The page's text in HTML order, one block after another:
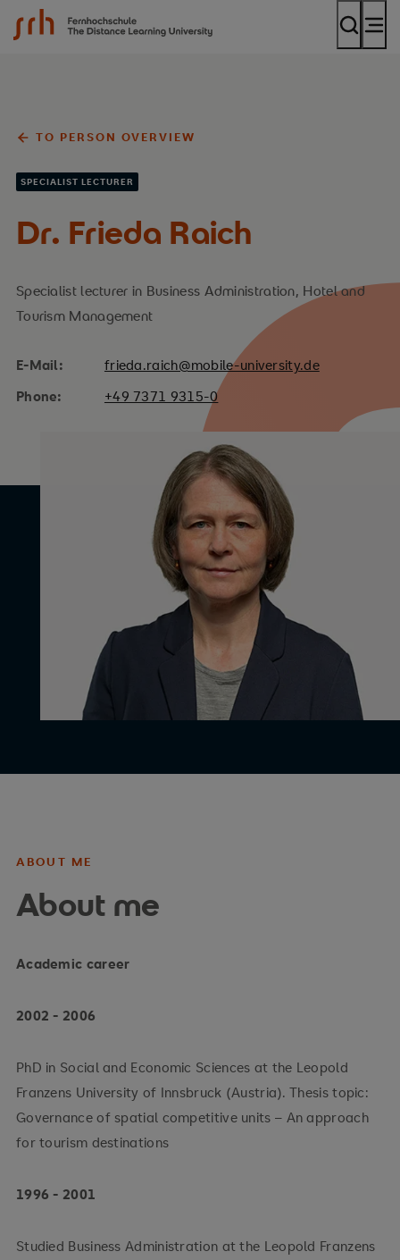
SRH Fernhochschule - The Mobile University
TO PERSON OVERVIEW
SPECIALIST LECTURER
Dr. Frieda Raich
Specialist lecturer in Business Administration, Hotel and
Tourism Management
E-Mail:
frieda.raich@mobile-university.de
Phone:
+49 7371 9315-0
ABOUT ME
About me
Academic career
2002 - 2006
PhD in Social and Economic Sciences at the Leopold
Franzens University of Innsbruck (Austria). Thesis topic:
Governance of spatial competitive units – An approach
for tourism destinations
1996 - 2001
Studied Business Administration at the Leopold Franzens